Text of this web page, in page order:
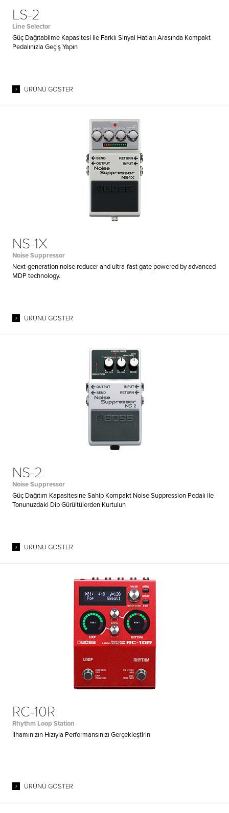
LS-2
Line Selector
Güç Dağıtabilme Kapasitesi ile Farklı Sinyal Hatları Arasında Kompakt
Pedalınızla Geçiş Yapın
ÜRÜNÜ GÖSTER
NS-1X
Noise Suppressor
Next-generation noise reducer and ultra-fast gate powered by advanced
MDP technology.
ÜRÜNÜ GÖSTER
NS-2
Noise Suppressor
Güç Dağıtım Kapasitesine Sahip Kompakt Noise Suppression Pedalı ile
Tonunuzdaki Dip Gürültülerden Kurtulun
ÜRÜNÜ GÖSTER
RC-10R
Rhythm Loop Station
İlhamınızın Hızıyla Performansınızı Gerçekleştirin
ÜRÜNÜ GÖSTER